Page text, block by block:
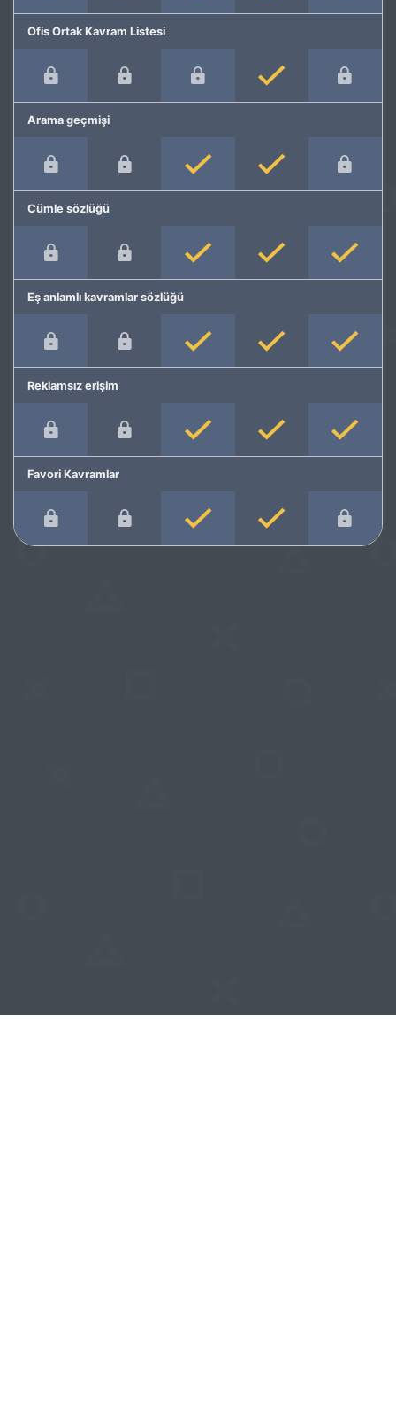
Ofis Ortak Kavram Listesi
Arama geçmişi
Cümle sözlüğü
Eş anlamlı kavramlar sözlüğü
Reklamsız erişim
Favori Kavramlar